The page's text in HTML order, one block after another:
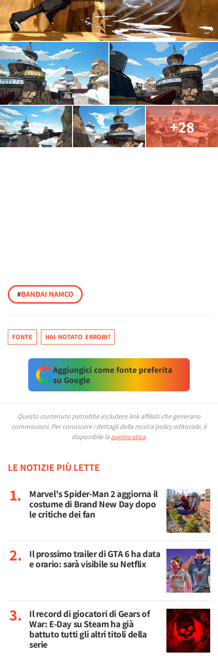
+28
#BANDAI NAMCO
FONTE HAI NOTATO ERRORI?
Aggiungici come fonte preferita
su Google
Questo contenuto potrebbe includere link affiliati che generano
commissioni. Per conoscere i dettagli della nostra policy editoriale, è
disponibile la pagina etica.
LE NOTIZIE PIÙ LETTE
Marvel's Spider-Man 2 aggiorna il
costume di Brand New Day dopo
le critiche dei fan
Il prossimo trailer di GTA 6 ha data
e orario: sarà visibile su Netflix
Il record di giocatori di Gears of
War: E-Day su Steam ha già
battuto tutti gli altri titoli della
serie